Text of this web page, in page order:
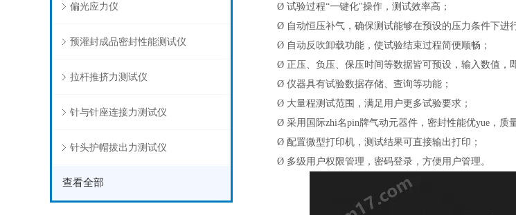
偏光应力仪
预灌封成品密封性能测试仪
拉杆推挤力测试仪
针与针座连接力测试仪
针头护帽拔出力测试仪
查看全部
Ø 试验过程“一键化"操作，测试效率高；
Ø 自动恒压补气，确保测试能够在预设的压力条件下进
Ø 自动反吹卸载功能，使试验结束过程简便顺畅；
Ø 正压、负压、保压时间等数据皆可预设，输入数值，
Ø 仪器具有试验数据存储、查询等功能；
Ø 大量程测试范围，满足用户更多试验要求；
Ø 采用国际zhi名pin牌气动元器件，密封性能优yue，质
Ø 配置微型打印机，测试结果可直接输出打印；
Ø 多级用户权限管理，密码登录，方便用户管理。